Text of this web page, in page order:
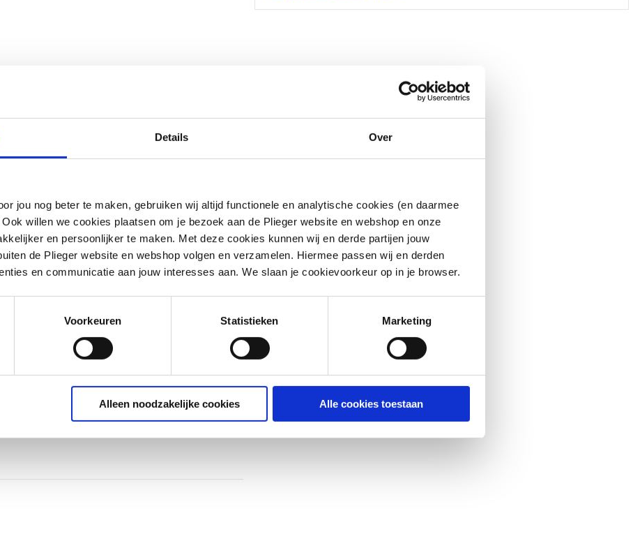
Details Over
jou nog beter te maken, gebruiken wij altijd functionele en analytische cookies (en daarmee
willen we cookies plaatsen om je bezoek aan de Plieger website en webshop en onze
en persoonlijker te maken. Met deze cookies kunnen wij en derde partijen jouw
de Plieger website en webshop volgen en verzamelen. Hiermee passen wij en derden
en communicatie aan jouw interesses aan. We slaan je cookievoorkeur op in je browser.
Voorkeuren Statistieken Marketing
Alleen noodzakelijke cookies Alle cookies toestaan
basismodel